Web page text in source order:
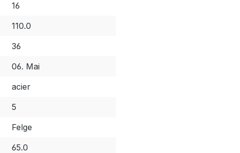
16
110.0
36
06. Mai
acier
5
Felge
65.0